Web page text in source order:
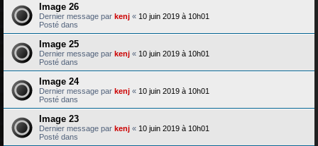
Image 26
Dernier message par kenj « 10 juin 2019 à 10h01
Posté dans
Image 25
Dernier message par kenj « 10 juin 2019 à 10h01
Posté dans
Image 24
Dernier message par kenj « 10 juin 2019 à 10h01
Posté dans
Image 23
Dernier message par kenj « 10 juin 2019 à 10h01
Posté dans